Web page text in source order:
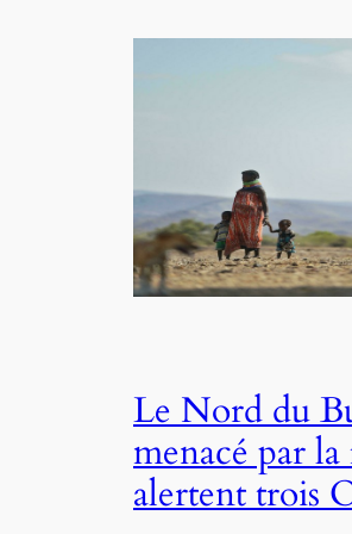
Le Nord du
menacé par
alertent trois